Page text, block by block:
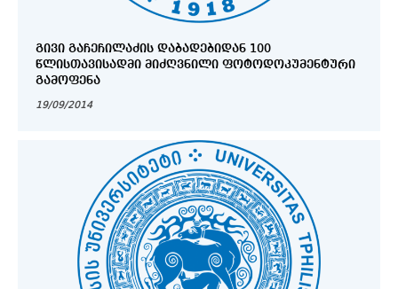
ᲒᲘᲕᲘ ᲒᲐᲩᲔᲩᲘᲚᲐᲫᲘᲡ ᲓᲐᲑᲐᲓᲔᲑᲘᲓᲐᲜ 100
ᲬᲚᲘᲡᲗᲐᲕᲘᲡᲐᲓᲛᲘ ᲛᲘᲫᲦᲕᲜᲘᲚᲘ ᲤᲝᲢᲝᲓᲝᲙᲣᲛᲔᲜᲢᲣᲠᲘ
ᲒᲐᲛᲝᲤᲔᲜᲐ
19/09/2014